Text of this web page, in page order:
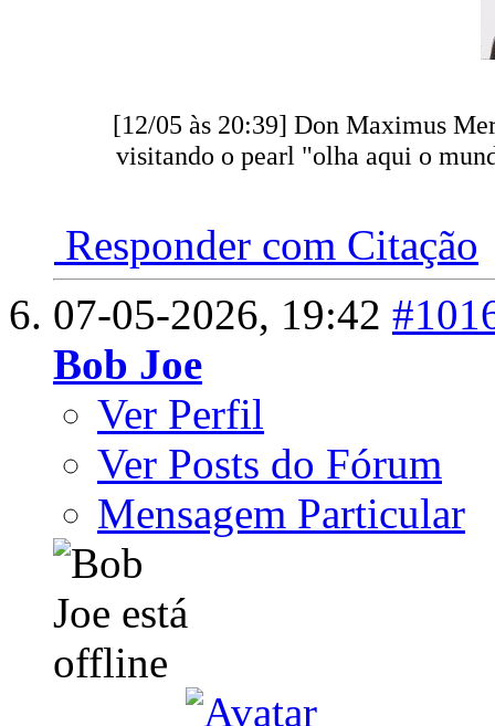
[12/05 às 20:39] Don Maximus
visitando o pearl "olha aqui o
Responder com Citação
07-05-2026, 19:42
Bob Joe
Ver Perfil
Ver Posts do Fórum
Mensagem Particular